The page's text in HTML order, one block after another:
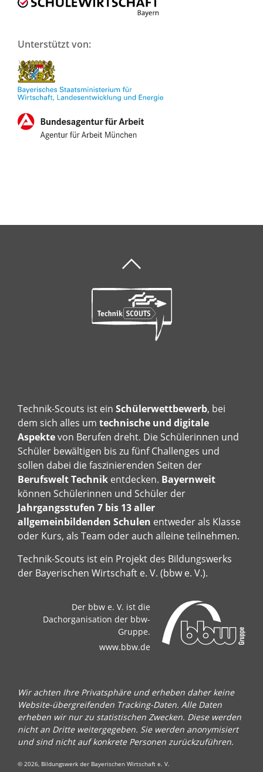
Unterstützt von:
Technik-Scouts ist ein Schülerwettbewerb, bei
dem sich alles um technische und digitale
Aspektevon Berufen dreht. Die Schülerinnen und
Schüler bewältigen bis zu fünf Challenges und
sollen dabei die faszinierenden Seiten der
Berufswelt Technik entdecken. Bayernweit
können Schülerinnen und Schüler der
Jahrgangsstufen 7 bis 13 aller
allgemeinbildenden Schulen entweder als Klasse
oder Kurs, als Team oder auch alleine teilnehmen.
Technik-Scouts ist ein Projekt des Bildungswerks
der Bayerischen Wirtschaft e. V. (bbw e. V.).
Der bbw e. V. ist die
Dachorganisation der bbw-
Gruppe.
www.bbw.de
Wir achten Ihre Privatsphäre und erheben daher keine
Website-übergreifenden Tracking-Daten. Alle Daten
erheben wir nur zu statistischen Zwecken. Diese werden
nicht an Dritte weitergegeben. Sie werden anonymisiert
und sind nicht auf konkrete Personen zurückzuführen.
© 2026, Bildungswerk der Bayerischen Wirtschaft e. V.